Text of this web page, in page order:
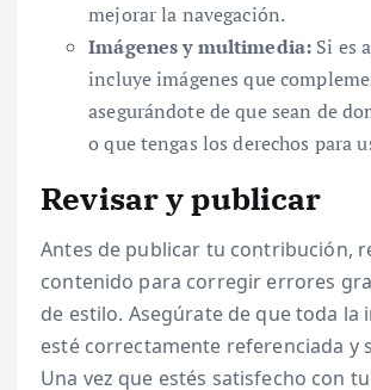
mejorar la navegación.
Imágenes y multimedia: Si es
incluye imágenes que
asegurándote de que sean de
o que tengas los derechos para
Revisar y publicar
Antes de publicar tu contribución,
contenido para corregir errores
de estilo. Asegúrate de que toda la
esté correctamente referenciada y
Una vez que estés satisfecho con